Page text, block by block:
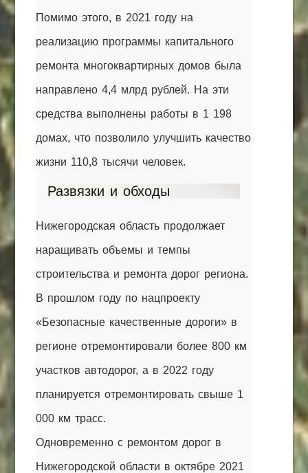
Помимо этого, в 2021 году на
реализацию программы капитального
ремонта многоквартирных домов была
направлено 4,4 млрд рублей. На эти
средства выполнены работы в 1 198
домах, что позволило улучшить качество
жизни 110,8 тысячи человек.
Развязки и обходы
Нижегородская область продолжает
наращивать объемы и темпы
строительства и ремонта дорог региона.
В прошлом году по нацпроекту
«Безопасные качественные дороги» в
регионе отремонтировали более 800 км
участков автодорог, а в 2022 году
планируется отремонтировать свыше 1
000 км трасс.
Одновременно с ремонтом дорог в
Нижегородской области в октябре 2021